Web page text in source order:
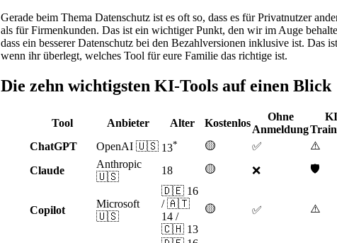
Gerade beim Thema Datenschutz ist es oft so, dass es für Privatnutzer
als für Firmenkunden. Das ist ein wichtiger Punkt, den wir im Auge
dass ein besserer Datenschutz bei den Bezahlversionen inklusive ist. Das
wenn ihr überlegt, welches Tool für eure Familie das richtige ist.
Die zehn wichtigsten KI-Tools auf einen Blick
Tool Anbieter Alter Kostenlos
Ohne
Anmeldung
KI
ChatGPT
OpenAI 🇺🇸 13* 🟡 ✅ ⚠️
Claude
Anthropic
🇺🇸
18 🟡 ❌ 🛡️
Copilot
Microsoft
🇺🇸
🇩🇪 16
/ 🇦🇹
14 /
🇨🇭 13
🟡 ✅ ⚠️